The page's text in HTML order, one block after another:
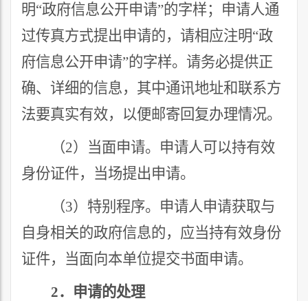
明“政府信息公开申请”的字样；申请人通
过传真方式提出申请的，请相应注明“政
府信息公开申请”的字样。请务必提供正
确、详细的信息，其中通讯地址和联系方
法要真实有效，以便邮寄回复办理情况。
（2）当面申请。申请人可以持有效
身份证件，当场提出申请。
（3）特别程序。申请人申请获取与
自身相关的政府信息的，应当持有效身份
证件，当面向本单位提交书面申请。
2．申请的处理